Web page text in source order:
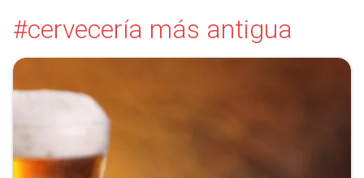
#cervecería más antigua